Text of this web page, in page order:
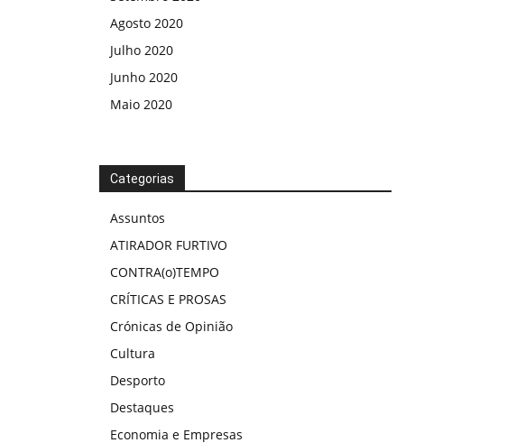
Agosto 2020
Julho 2020
Junho 2020
Maio 2020
Categorias
Assuntos
ATIRADOR FURTIVO
CONTRA(o)TEMPO
CRÍTICAS E PROSAS
Crónicas de Opinião
Cultura
Desporto
Destaques
Economia e Empresas